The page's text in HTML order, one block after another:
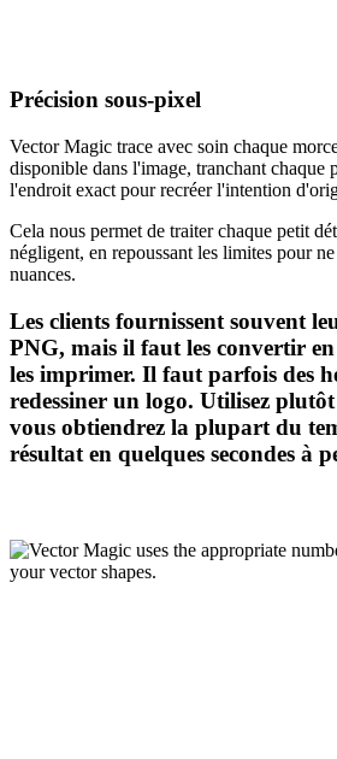
Précision sous-pixel
Vector Magic trace avec soin chaque
disponible dans l'image, tranchant chaque
l'endroit exact pour recréer l'intention
Cela nous permet de traiter chaque petit
négligent, en repoussant les limites pour
nuances.
Les clients fournissent souvent
PNG, mais il faut les convertir
les imprimer. Il faut parfois des
redessiner un logo. Utilisez
vous obtiendrez la plupart du
résultat en quelques secondes à